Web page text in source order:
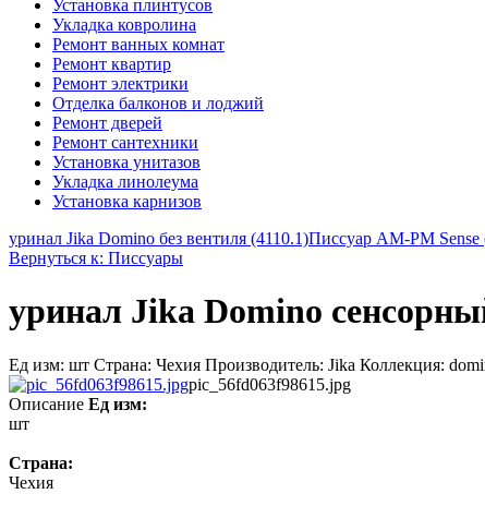
Установка плинтусов
Укладка ковролина
Ремонт ванных комнат
Ремонт квартир
Ремонт электрики
Отделка балконов и лоджий
Ремонт дверей
Ремонт сантехники
Установка унитазов
Укладка линолеума
Установка карнизов
уринал Jika Domino без вентиля (4110.1)Писсуар AM-PM
Вернуться к: Писсуары
уринал Jika Domino
Ед изм: шт Страна: Чехия Производитель: Jika Коллекция:
pic_56fd063f98615.jpg
Описание Ед изм:
шт
Страна:
Чехия